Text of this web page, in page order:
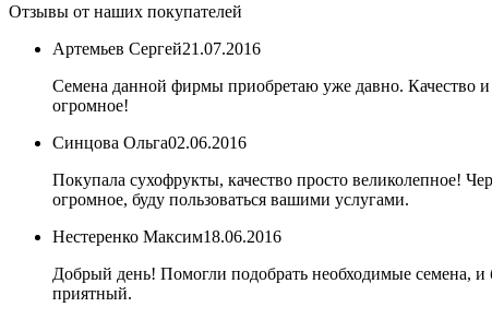
Отзывы от наших покупателей
Артемьев Сергей21.07.2016
Семена данной фирмы приобретаю уже давно. Качество и
огромное!
Синцова Ольга02.06.2016
Покупала сухофрукты, качество просто великолепное!
огромное, буду пользоваться вашими услугами.
Нестеренко Максим18.06.2016
Добрый день! Помогли подобрать необходимые семена, и
приятный.